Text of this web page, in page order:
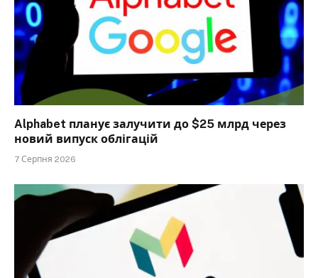
Alphabet планує залучити до $25 млрд через
новий випуск облігацій
7 Серпня 2026